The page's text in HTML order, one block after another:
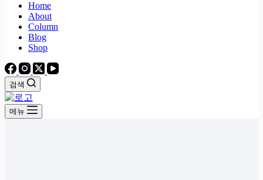
Home
About
Column
Blog
Shop
검색
메뉴